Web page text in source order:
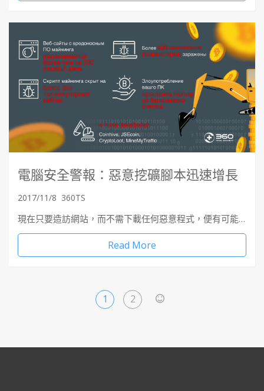
電腦安全警報：惡意挖礦腳本迅速增長
2017/11/8 360TS
現在只要造訪網站，而不需下載任何惡意程式，便有可能…
Read More
1 2